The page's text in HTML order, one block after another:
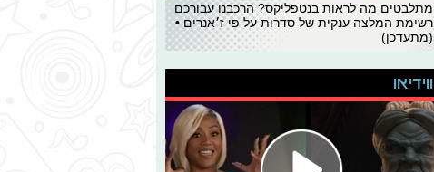
מתלבטים מה לראות בנטפליקס? הרכבנו עבורכם
רשימת המלצה ענקית של סדרות על פי ז׳אנרים •
(מתעדכן)
ווידיאו